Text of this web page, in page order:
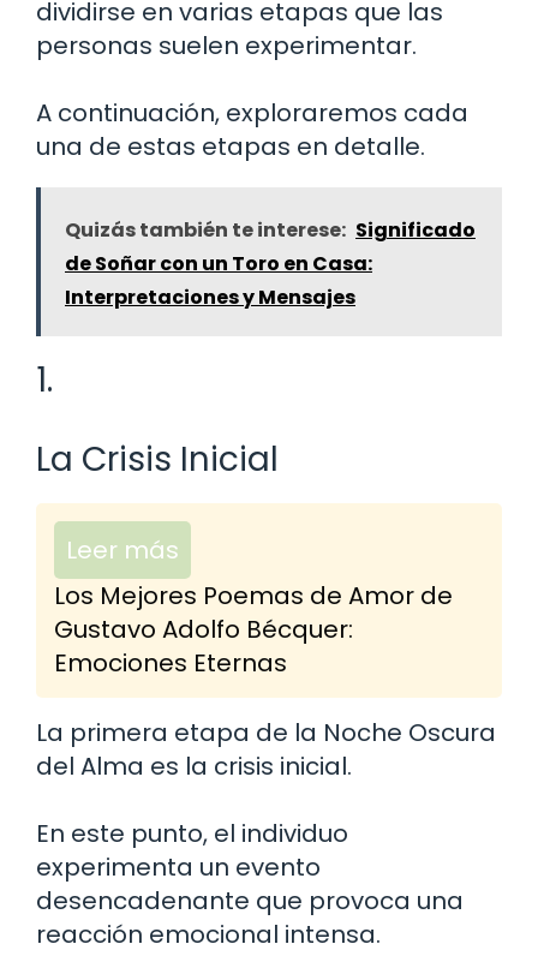
dividirse en varias etapas que las
personas suelen experimentar.
A continuación, exploraremos cada
una de estas etapas en detalle.
Quizás también te interese: Significado
de Soñar con un Toro en Casa:
Interpretaciones y Mensajes
1.
La Crisis Inicial
Leer más
Los Mejores Poemas de Amor de
Gustavo Adolfo Bécquer:
Emociones Eternas
La primera etapa de la Noche Oscura
del Alma es la crisis inicial.
En este punto, el individuo
experimenta un evento
desencadenante que provoca una
reacción emocional intensa.